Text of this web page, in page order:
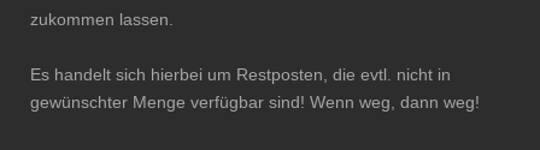
zukommen lassen.
Es handelt sich hierbei um Restposten, die evtl. nicht in
gewünschter Menge verfügbar sind! Wenn weg, dann weg!